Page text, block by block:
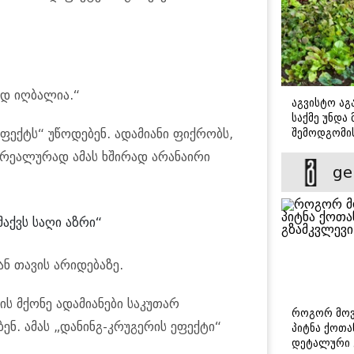
იღბალია.“
უწოდებენ. ადამიანი ფიქრობს,
ამას ხშირად არანაირი
საღი აზრი“
თავის არიდებაზე.
მქონე ადამიანები საკუთარ
ამას „დანინგ-კრუგერის ეფექტი“
აგვისტო
საქმე
როგორ
პიტნა
დეტალური